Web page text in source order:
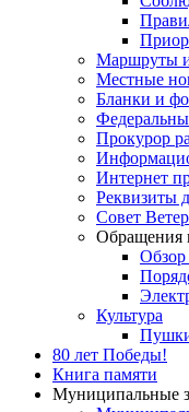
Маршруты и
Местные
Бланки и
Прокурор
Интернет
Реквизиты
Совет
Обращения
Культура
80 лет Победы!
Книга памяти
Муниципальные